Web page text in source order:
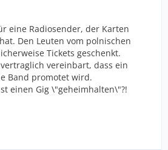
eine Radiosender, der Karten
Den Leuten vom polnischen
Tickets geschenkt.
vereinbart, dass ein
Band promotet wird.
einen Gig \"geheimhalten\"?!